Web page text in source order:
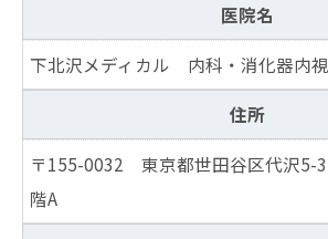
医院名
下北沢メディカル 内科・消化器内
住所
〒155-0032 東京都世田谷区代沢5-
階A